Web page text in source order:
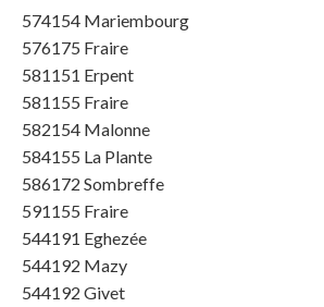
574154 Mariembourg
576175 Fraire
581151 Erpent
581155 Fraire
582154 Malonne
584155 La Plante
586172 Sombreffe
591155 Fraire
544191 Eghezée
544192 Mazy
544192 Givet